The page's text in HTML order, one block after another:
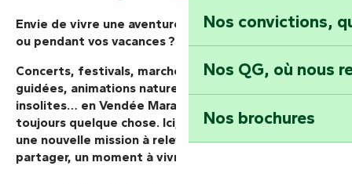
Nos convictions,
Nos QG, où nous
Nos brochures
Envie de vivre une aventure aujourd’hui, ce week-end
ou pendant vos vacances ? Vous êtes au bon endroit.
Concerts, festivals, marchés, spectacles, visites
guidées, animations nature ou rendez-vous
insolites… en Vendée Marais Poitevin, il se passe
toujours quelque chose. Ici, chaque événement est
une nouvelle mission à relever, une expérience à
partager, un moment à vivre pleinement.